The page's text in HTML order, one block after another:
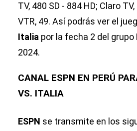
TV, 480 SD - 884 HD; Claro
VTR, 49. Así podrás ver el
Italia por la fecha 2 del grupo
2024.
CANAL ESPN EN PERÚ
VS. ITALIA
ESPN se transmite en los